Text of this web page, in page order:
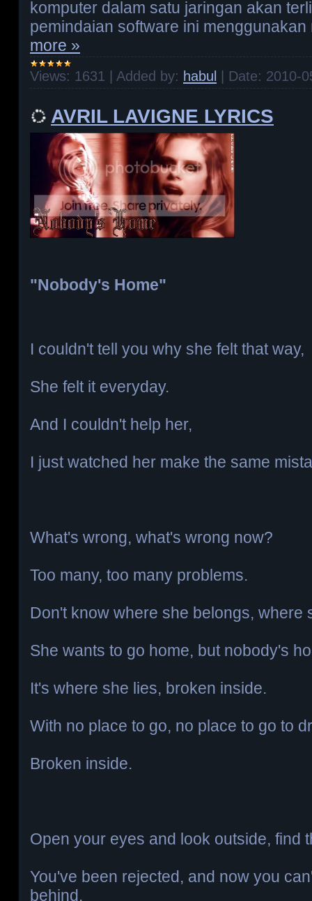
komputer dalam satu jaringan akan
pemindaian software ini
more »
Views: 1631 | Added by: habul | Date: 2010-
AVRIL LAVIGNE LYRICS
"Nobody's Home"
I couldn't tell you why she felt that way,
She felt it everyday.
And I couldn't help her,
I just watched her make the same
What's wrong, what's wrong now?
Too many, too many problems.
Don't know where she belongs, where
She wants to go home, but nobody's
It's where she lies, broken inside.
With no place to go, no place to go to
Broken inside.
Open your eyes and look outside, find
You've been rejected, and now you
behind.